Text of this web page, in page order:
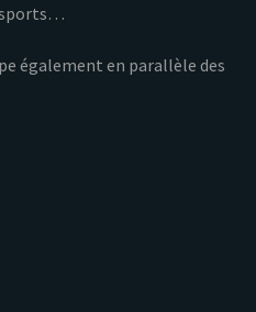
sports…
également en parallèle des